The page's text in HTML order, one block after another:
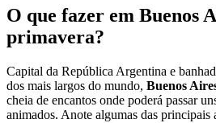
O que fazer em Buenos
primavera?
Capital da República Argentina e
dos mais largos do mundo, Buenos
cheia de encantos onde poderá passar
animados. Anote algumas das principais